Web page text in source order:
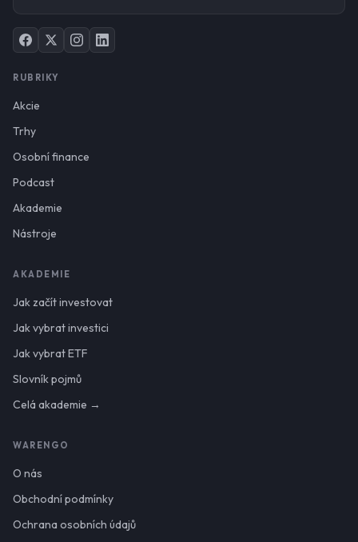
RUBRIKY
Akcie
Trhy
Osobní finance
Podcast
Akademie
Nástroje
AKADEMIE
Jak začít investovat
Jak vybrat investici
Jak vybrat ETF
Slovník pojmů
Celá akademie →
WARENGO
O nás
Obchodní podmínky
Ochrana osobních údajů